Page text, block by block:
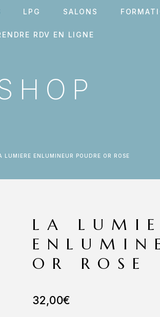
LPG SALONS
RDV EN LIGNE
LUMIERE ENLUMINEUR POUDRE OR ROSE
LA
OR ROSE
32,00€